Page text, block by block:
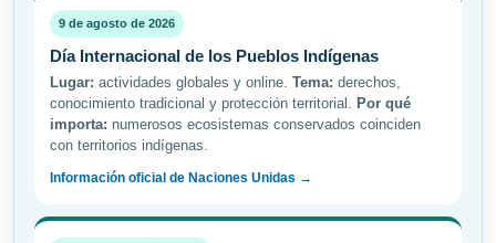
9 de agosto de 2026
Día Internacional de los Pueblos Indígenas
Lugar: actividades globales y online. Tema: derechos,
conocimiento tradicional y protección territorial. Por qué
importa: numerosos ecosistemas conservados coinciden
con territorios indígenas.
Información oficial de Naciones Unidas →